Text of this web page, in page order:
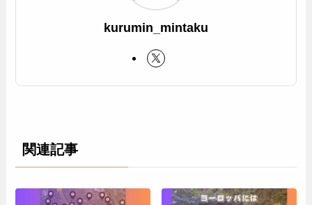
kurumin_mintaku
関連記事